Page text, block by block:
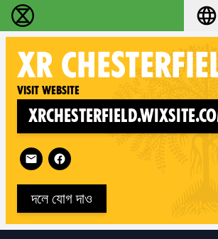
বিলুপ্তি বিদ্রোহ - Home
XR
Visit website
Follow XR Chesterfield on
দলে যোগ দাও